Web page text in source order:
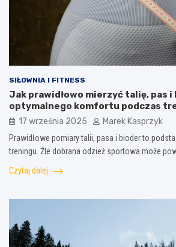
SIŁOWNIA I FITNESS
Jak prawidłowo mierzyć talię, pas i
optymalnego komfortu podczas
17 września 2025 Marek Kasprzyk
Prawidłowe pomiary talii, pasa i bioder to
treningu. Źle dobrana odzież sportowa może
Czytaj dalej